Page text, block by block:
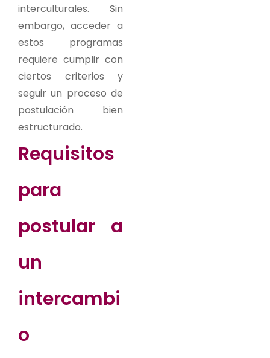
interculturales. Sin
embargo, acceder a
estos programas
requiere cumplir con
ciertos criterios y
seguir un proceso de
postulación bien
estructurado.
Requisitos
para
postular a
un
intercambi
o